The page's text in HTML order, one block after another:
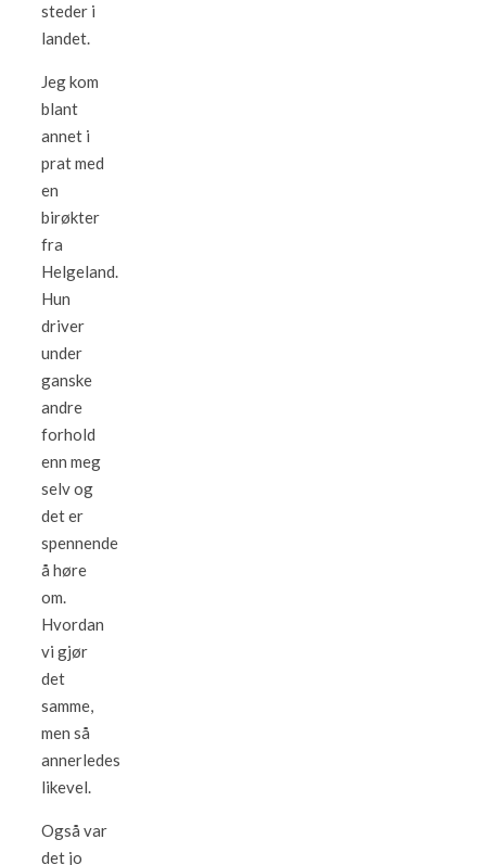
steder i
landet.
Jeg kom
blant
annet i
prat med
en
birøkter
fra
Helgeland.
Hun
driver
under
ganske
andre
forhold
enn meg
selv og
det er
spennende
å høre
om.
Hvordan
vi gjør
det
samme,
men så
annerledes
likevel.
Også var
det jo